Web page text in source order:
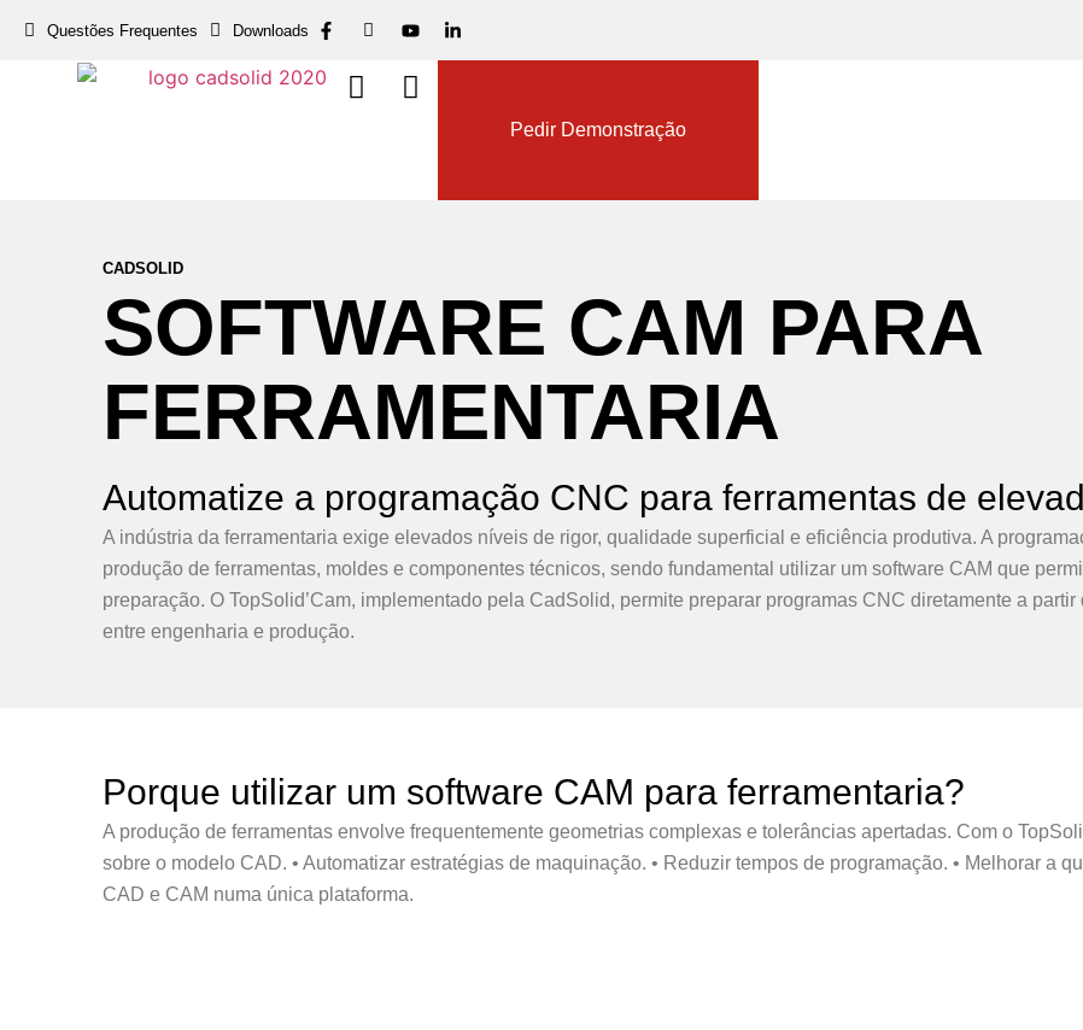
Questões Frequentes Downloads
Pedir Demonstração
CADSOLID
SOFTWARE CAM PARA
FERRAMENTARIA
Automatize a programação CNC para ferramentas de
A indústria da ferramentaria exige elevados níveis de rigor, qualidade superficial e eficiência produtiva. A
produção de ferramentas, moldes e componentes técnicos, sendo fundamental utilizar um software CAM que
preparação. O TopSolid’Cam, implementado pela CadSolid, permite preparar programas CNC diretamente a
entre engenharia e produção.
Porque utilizar um software CAM para ferramentaria?
A produção de ferramentas envolve frequentemente geometrias complexas e tolerâncias apertadas. Com o
sobre o modelo CAD. • Automatizar estratégias de maquinação. • Reduzir tempos de programação. • Melhorar a
CAD e CAM numa única plataforma.